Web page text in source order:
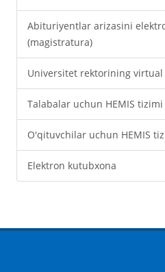
Abituriyentlar arizasini
(magistratura)
Universitet rektorining
Talabalar uchun HEMIS tizimi
O'qituvchilar uchun HEMIS
Elektron kutubxona